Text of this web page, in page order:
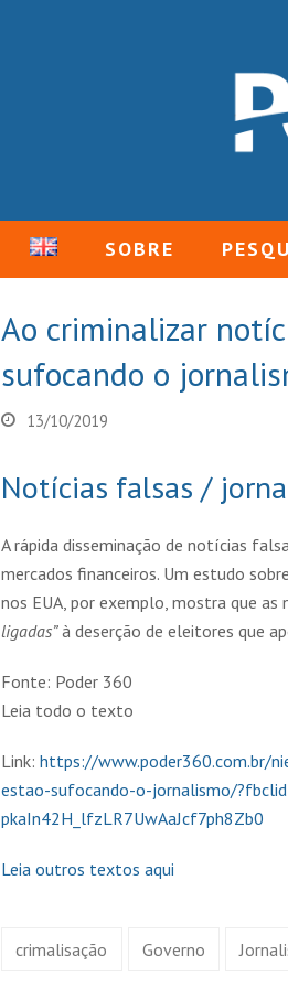
SOBRE
Ao criminalizar
sufocando o
13/10/2019
Notícias falsas /
A rápida disseminação de notícias
mercados financeiros. Um estudo
nos EUA, por exemplo, mostra que
ligadas”à deserção de eleitores que
Fonte: Poder 360
Leia todo o texto
Link: https://www.poder360.com.br/
estao-sufocando-o-jornalismo/
pkaIn42H_lfzLR7UwAaJcf7ph8Zb0
Leia outros textos aqui
crimalisação Governo